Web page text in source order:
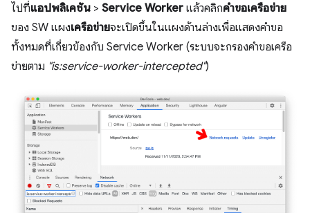
ไปที่แอปพลิเคชัน > Service Worker แล้วคลิกคำขอเครือข่าย
ของ SW แผงเครือข่ายจะเปิดขึ้นในแผงด้านล่างเพื่อแสดงคำขอ
ทั้งหมดที่เกี่ยวข้องกับ Service Worker (ระบบจะกรองคำขอเครือ
ข่ายตาม "is:service-worker-intercepted")